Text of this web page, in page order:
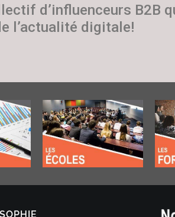
d’influenceurs B2B
l’actualité digitale!